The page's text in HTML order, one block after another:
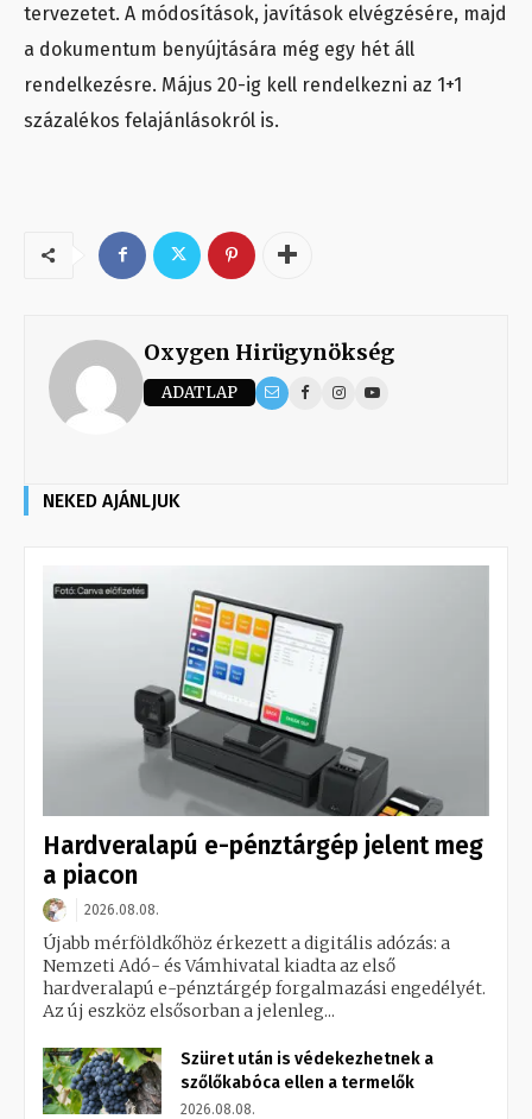
tervezetet. A módosítások, javítások elvégzésére, majd
a dokumentum benyújtására még egy hét áll
rendelkezésre. Május 20-ig kell rendelkezni az 1+1
százalékos felajánlásokról is.
Oxygen Hirügynökség
ADATLAP
NEKED AJÁNLJUK
Hardveralapú e-pénztárgép jelent meg
a piacon
2026.08.08.
Újabb mérföldkőhöz érkezett a digitális adózás: a
Nemzeti Adó- és Vámhivatal kiadta az első
hardveralapú e-pénztárgép forgalmazási engedélyét.
Az új eszköz elsősorban a jelenleg...
Szüret után is védekezhetnek a
szőlőkabóca ellen a termelők
2026.08.08.